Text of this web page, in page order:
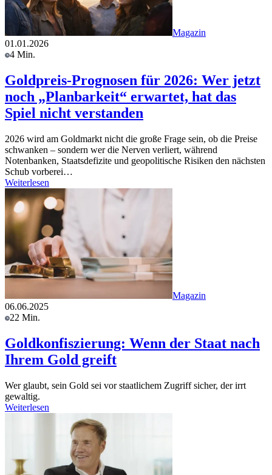
Magazin
01.01.2026
4 Min.
Goldpreis-Prognosen für 2026: Wer jetzt
noch „Planbarkeit“ erwartet, hat das
Spiel nicht verstanden
2026 wird am Goldmarkt nicht die große Frage sein, ob die Preise
schwanken – sondern wer die Nerven verliert, während
Notenbanken, Staatsdefizite und geopolitische Risiken den nächsten
Schub vorberei…
Weiterlesen
Magazin
06.06.2025
22 Min.
Goldkonfiszierung: Wenn der Staat nach
Ihrem Gold greift
Wer glaubt, sein Gold sei vor staatlichem Zugriff sicher, der irrt
gewaltig.
Weiterlesen